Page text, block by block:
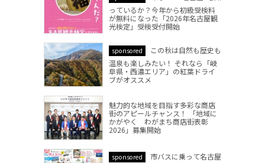
っているか？今年から初級受検料
が無料になった「2026年名古屋観
光検定」受検受付開始
sponsored
この秋は自然も歴史も
温泉も楽しみたい！ それなら「岐
阜県・西濃エリア」の紅葉ドライ
ブがオススメ
魅力的な地域を目指す多彩な商店
街のアピールチャンス！ 「地域に
かがやく わがまち商店街表彰
2026」募集開始
sponsored
市バスに乗って名古屋